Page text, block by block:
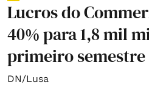
Lucros do
40% para 1,8 mil
primeiro semestre
DN/Lusa